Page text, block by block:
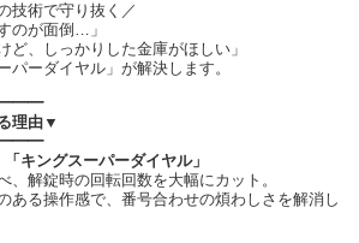
技術で守り抜く／
のが面倒…」
ど、しっかりした金庫がほしい」
パーダイヤル」が解決します。
理由▼
キングスーパーダイヤル」
、解錠時の回転回数を大幅にカット。
ある操作感で、番号合わせの煩わしさを解消し